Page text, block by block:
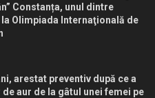
Constanța, unul dintre
Olimpiada Internaţională de
arestat preventiv după ce a
aur de la gâtul unei femei pe